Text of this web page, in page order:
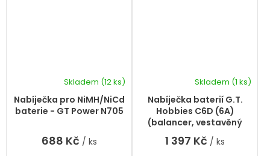
Nabíječka pro NiMH/NiCd
baterie - GT Power N705
Skladem (12 ks)
688 Kč / ks
Nabíječka baterií G.T.
Hobbies C6D (6A)
(balancer, vestavěný
zdroj)
Skladem (1 ks)
1 397 Kč / ks